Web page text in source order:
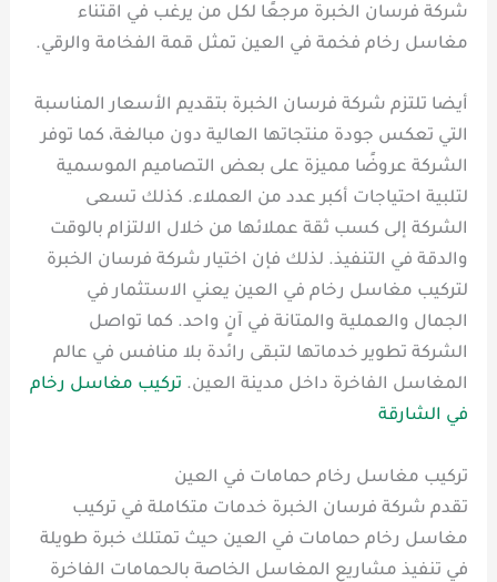
شركة فرسان الخبرة مرجعًا لكل من يرغب في اقتناء
مغاسل رخام فخمة في العين تمثل قمة الفخامة والرقي.
أيضا تلتزم شركة فرسان الخبرة بتقديم الأسعار المناسبة
التي تعكس جودة منتجاتها العالية دون مبالغة، كما توفر
الشركة عروضًا مميزة على بعض التصاميم الموسمية
لتلبية احتياجات أكبر عدد من العملاء. كذلك تسعى
الشركة إلى كسب ثقة عملائها من خلال الالتزام بالوقت
والدقة في التنفيذ. لذلك فإن اختيار شركة فرسان الخبرة
لتركيب مغاسل رخام في العين يعني الاستثمار في
الجمال والعملية والمتانة في آنٍ واحد. كما تواصل
الشركة تطوير خدماتها لتبقى رائدة بلا منافس في عالم
المغاسل الفاخرة داخل مدينة العين. تركيب مغاسل رخام
في الشارقة
تركيب مغاسل رخام حمامات في العين
تقدم شركة فرسان الخبرة خدمات متكاملة في تركيب
مغاسل رخام حمامات في العين حيث تمتلك خبرة طويلة
في تنفيذ مشاريع المغاسل الخاصة بالحمامات الفاخرة